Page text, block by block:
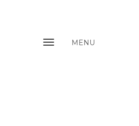
Zobrazit
MENU